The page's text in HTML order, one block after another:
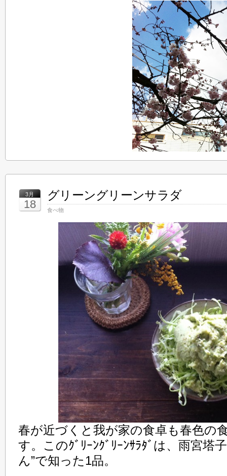
3月
18
グリーングリーンサラダ
食べ物
春が近づくと我が家の食卓も春色の
す。このｸﾞﾘｰﾝｸﾞﾘｰﾝｻﾗﾀﾞは、雨宮塔
ん”で知った1品。